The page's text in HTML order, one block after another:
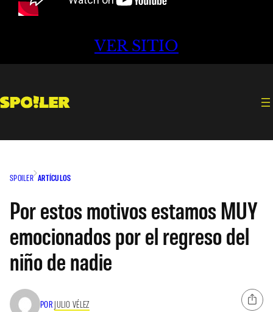
VER SITIO
SPOILER ARTÍCULOS
Por estos motivos estamos MUY
emocionados por el regreso del
niño de nadie
POR JULIO VÉLEZ